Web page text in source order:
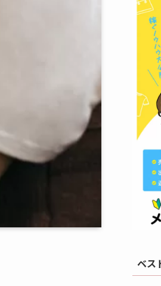
ベス